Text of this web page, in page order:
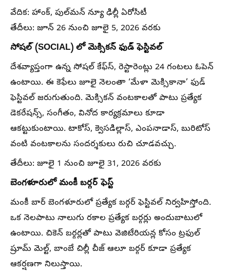
వేదిక: హాంక్, పుల్‌మన్ న్యూ ఢిల్లీ ఏరోసిటీ
తేదీలు: జూన్ 26 నుంచి జూలై 5, 2026 వరకు
సోషల్ (SOCIAL) లో మెక్సికన్ ఫుడ్ ఫెస్టివల్
దేశవ్యాప్తంగా ఉన్న సోషల్ కేఫ్‌స్, రెస్టారెంట్లు 24 గంటలు ఓపెన్
ఉంటాయి. ఈ కెఫేలు జూలై నెలంతా ‘మేళా మెక్సికానా’ ఫుడ్
ఫెస్టివల్ జరుగుతుంది. మెక్సికన్ వంటకాలతో పాటు ప్రత్యేక
డెకరేషన్స్, సంగీతం, వినోద కార్యక్రమాలు కూడా
ఆకట్టుకుంటాయి. టాకోస్, క్వెసడిల్లాస్, ఎంపనాడాస్, బురిటోస్
వంటి వంటకాలను సందర్శకులు రుచి చూడవచ్చు.
తేదీలు: జూలై 1 నుంచి జూలై 31, 2026 వరకు
బెంగళూరులో మంకీ బర్గర్ ఫెస్ట్
మంకీ బార్ బెంగళూరులో ప్రత్యేక బర్గర్ ఫెస్టివల్ నిర్వహిస్తోంది.
ఒక నెలపాటు నాలుగు రకాల ప్రత్యేక బర్గర్లు అందుబాటులో
ఉంటాయి. చికెన్ బర్గర్లతో పాటు వెజిటేరియన్ల కోసం ట్రఫుల్
ష్రూమ్ మెల్ట్, బాంబే చిల్లీ చీజ్ ఆలూ బర్గర్ కూడా ప్రత్యేక
ఆకర్షణగా నిలుస్తాయి.